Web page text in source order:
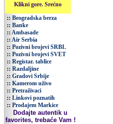
Klikni gore. Srećno
:: Beogradska berza
:: Banke
:: Ambasade
:: Air Serbia
:: Pozivni brojevi SRBI.
:: Pozivni brojevi SVET
:: Registar. tablice
:: Razdaljine
:: Gradovi Srbije
:: Kamerom uživo
:: Pretraživaci
:: Linkovi poznatih
:: Prodajem Markice
Dodajte autentik u
favorites, trebaće Vam !